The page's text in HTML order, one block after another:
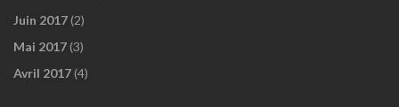
Juin 2017 (2)
Mai 2017 (3)
Avril 2017 (4)